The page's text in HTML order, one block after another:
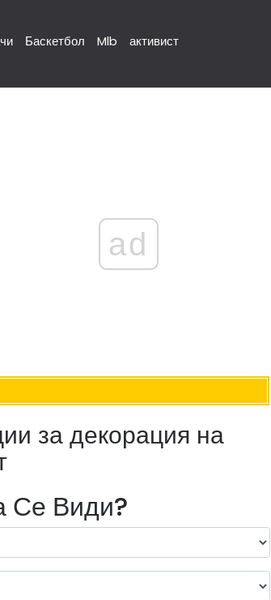
Баскетбол Mlb активист
ad
за декорация на
Се Види?